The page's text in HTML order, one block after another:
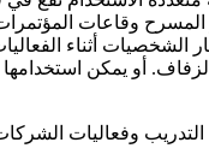
المسرح وقاعات المؤتمرات
أثناء الفعاليات أو
يمكن استخدامها بدلاً من
الشركات